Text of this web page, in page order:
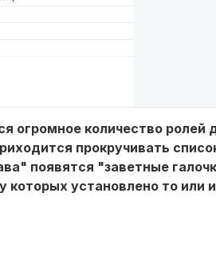
огромное количество ролей
прокручивать
появятся "заветные
установлено то или